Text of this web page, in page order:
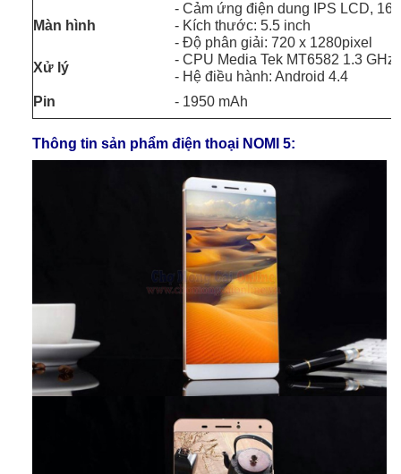
Màn hình
- Cảm ứng điện dung IPS LCD, 16
- Kích thước: 5.5 inch
- Độ phân giải: 720 x 1280pixel
Xử lý
- CPU Media Tek MT6582 1.3 GHz
- Hệ điều hành: Android 4.4
Pin
- 1950 mAh
Thông tin sản phẩm điện thoại NOMI 5: